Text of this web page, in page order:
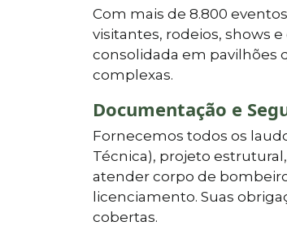
Com mais de 8.800
visitantes, rodeios, shows
consolidada em pavilhões
complexas.
Documentação e
Fornecemos todos os
Técnica), projeto
atender corpo de
licenciamento. Suas
cobertas.